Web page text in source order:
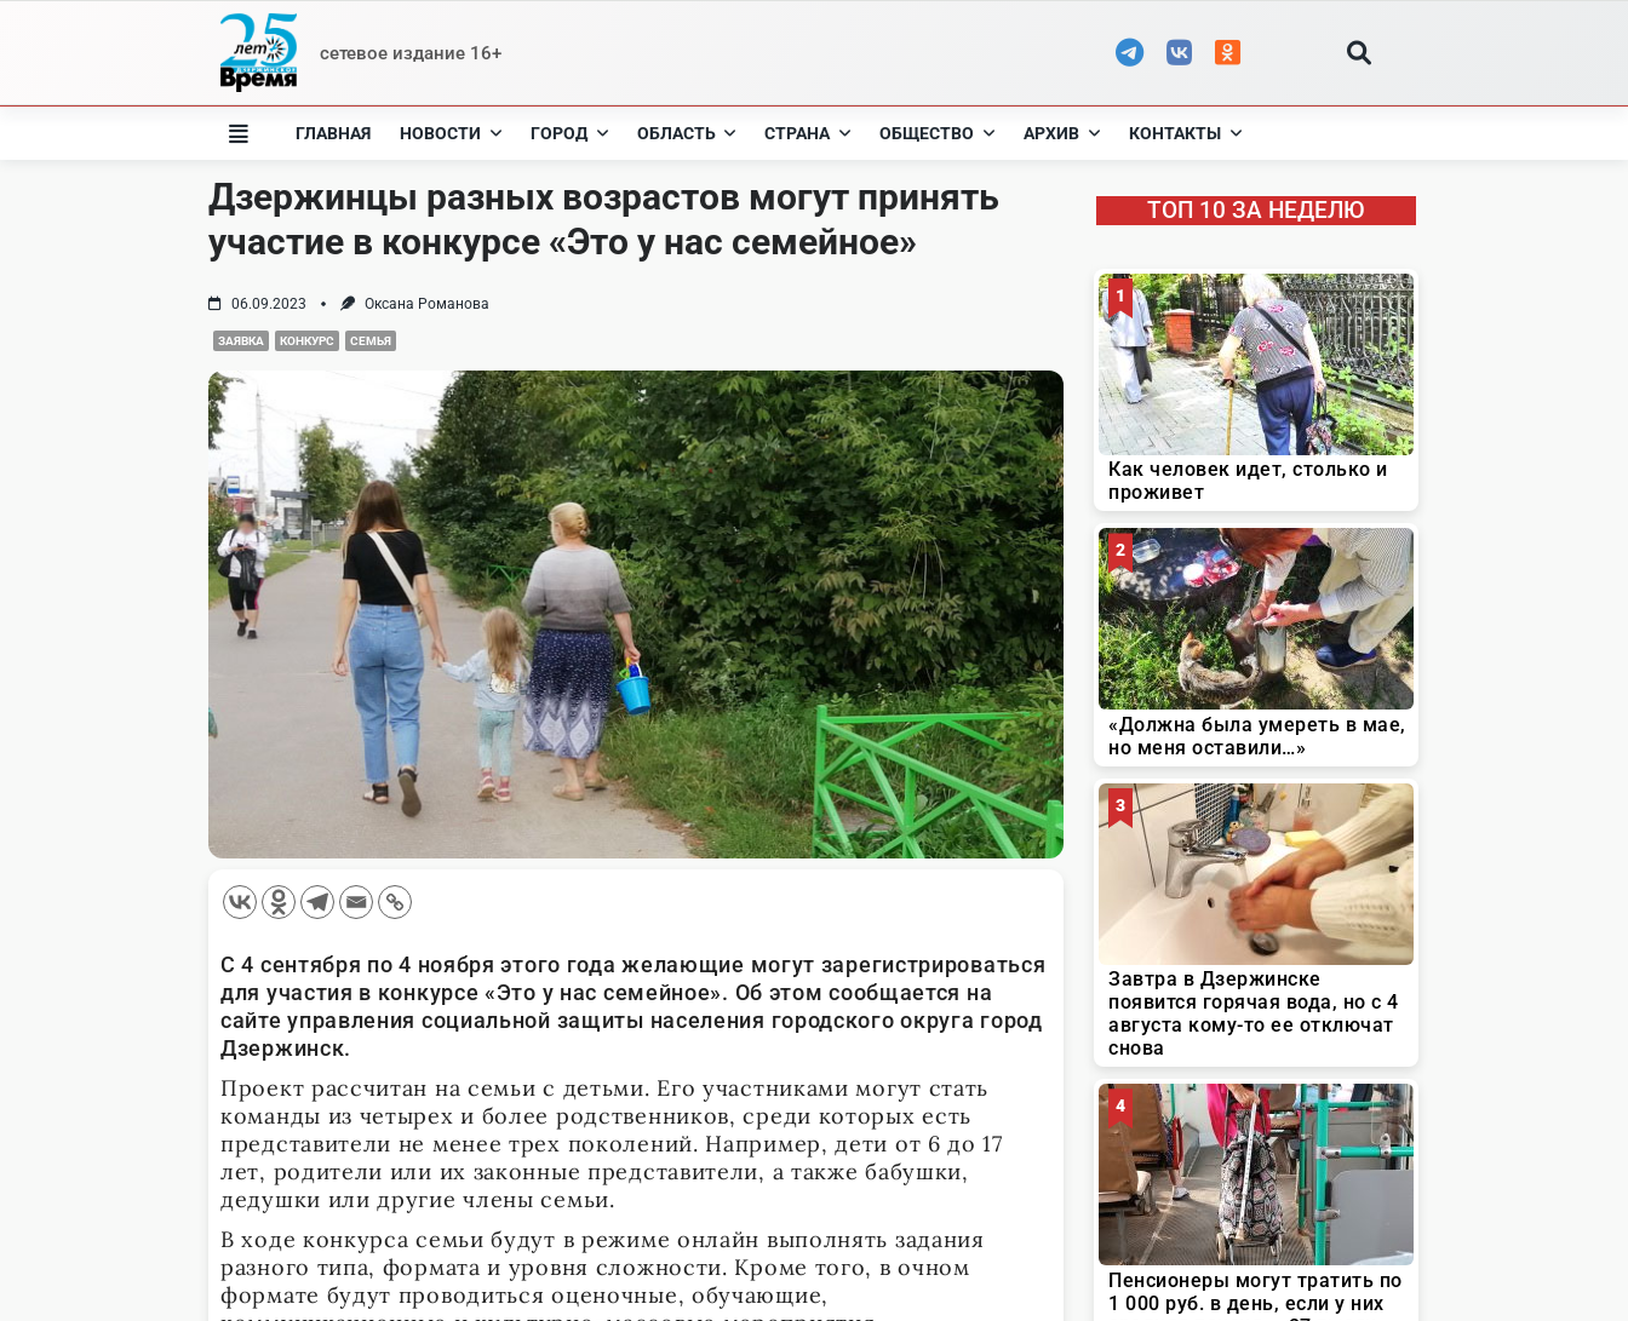
сетевое издание 16+
ГЛАВНАЯ НОВОСТИ ГОРОД ОБЛАСТЬ СТРАНА ОБЩЕСТВО АРХИВ КОНТАКТЫ
Дзержинцы разных возрастов могут принять
участие в конкурсе «Это у нас семейное»
06.09.2023 Оксана Романова
ЗАЯВКА КОНКУРС СЕМЬЯ
С 4 сентября по 4 ноября этого года желающие могут зарегистрироваться
для участия в конкурсе «Это у нас семейное». Об этом сообщается на
сайте управления социальной защиты населения городского округа город
Дзержинск.
Проект рассчитан на семьи с детьми. Его участниками могут стать
команды из четырех и более родственников, среди которых есть
представители не менее трех поколений. Например, дети от 6 до 17
лет, родители или их законные представители, а также бабушки,
дедушки или другие члены семьи.
В ходе конкурса семьи будут в режиме онлайн выполнять задания
разного типа, формата и уровня сложности. Кроме того, в очном
формате будут проводиться оценочные, обучающие,
ТОП 10 ЗА НЕДЕЛЮ